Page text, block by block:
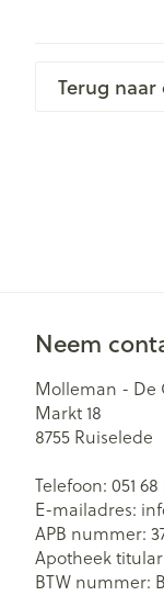
Terug
Neem
Molleman - De
Markt 18
8755 Ruiselede
Telefoon: 051
E-mailadres:
APB nummer:
Apotheek
BTW nummer: